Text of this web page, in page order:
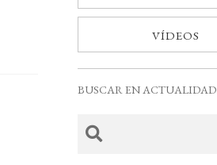
VÍDEOS
BUSCAR EN ACTUALIDAD